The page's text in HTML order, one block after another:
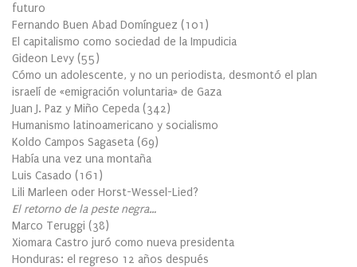
futuro
Fernando Buen Abad Domínguez (101 )
El capitalismo como sociedad de la Impudicia
Gideon Levy (55)
Cómo un adolescente, y no un periodista, desmontó el plan
israelí de «emigración voluntaria» de Gaza
Juan J. Paz y Miño Cepeda (342)
Humanismo latinoamericano y socialismo
Koldo Campos Sagaseta (69)
Había una vez una montaña
Luis Casado (161 )
Lili Marleen oder Horst-Wessel-Lied?
El retorno de la peste negra…
Marco Teruggi (38)
Xiomara Castro juró como nueva presidenta
Honduras: el regreso 12 años después